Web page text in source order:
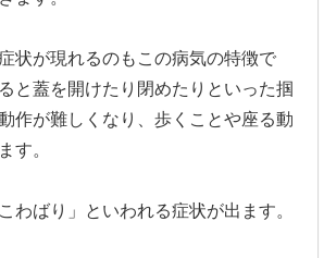
状が現れるのもこの病気の特徴で
と蓋を開けたり閉めたりといった掴
作が難しくなり、歩くことや座る動
す。
わばり」といわれる症状が出ます。